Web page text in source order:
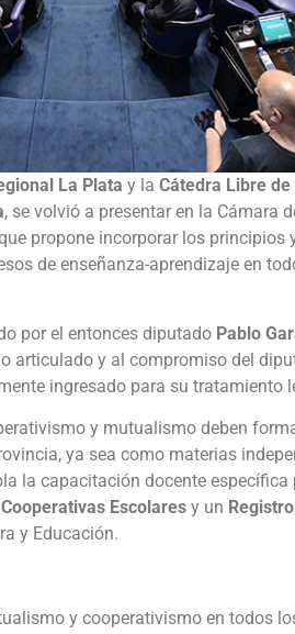
La Plata y la Cátedra Libre
, se volvió a presentar en la Cámara
propone incorporar los principios
de enseñanza-aprendizaje en
por el entonces diputado Pablo
articulado y al compromiso del
ingresado para su tratamiento
y mutualismo deben
ya sea como materias
la capacitación docente específica
Escolares y un
y Educación.
y cooperativismo en todos